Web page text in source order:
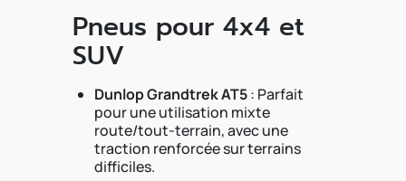
Pneus pour 4x4 et
SUV
Dunlop Grandtrek AT5: Parfait
pour une utilisation mixte
route/tout-terrain, avec une
traction renforcée sur terrains
difficiles.